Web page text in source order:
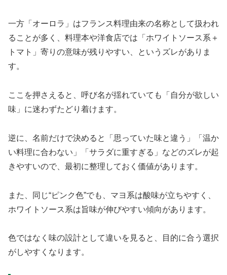
一方「オーロラ」はフランス料理由来の名称として扱われ
ることが多く、料理本や洋食店では「ホワイトソース系＋
トマト」寄りの意味が残りやすい、というズレがありま
す。
ここを押さえると、呼び名が揺れていても「自分が欲しい
味」に迷わずたどり着けます。
逆に、名前だけで決めると「思っていた味と違う」「温か
い料理に合わない」「サラダに重すぎる」などのズレが起
きやすいので、最初に整理しておく価値があります。
また、同じ“ピンク色”でも、マヨ系は酸味が立ちやすく、
ホワイトソース系は旨味が伸びやすい傾向があります。
色ではなく味の設計として違いを見ると、目的に合う選択
がしやすくなります。